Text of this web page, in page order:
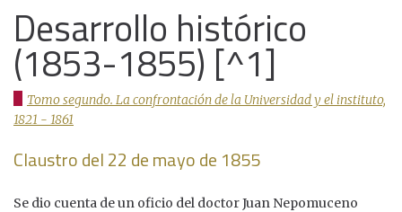
Galería
Documentos institucionales
Desarrollo histórico
(1853-1855) [^1]
Tomo segundo. La confrontación de la Universidad y el instituto,
1821 - 1861
Claustro del 22 de mayo de 1855
Se dio cuenta de un oficio del doctor Juan Nepomuceno